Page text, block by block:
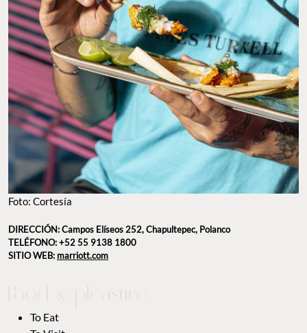
Foto: Cortesía
DIRECCIÓN: Campos Elíseos 252, Chapultepec, Polanco
TELÉFONO: +52 55 9138 1800
SITIO WEB: marriott.com
To Eat